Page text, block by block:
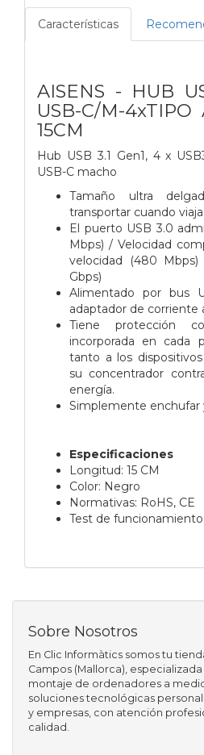
Características
AISENS - HUB
USB-C/M-4xTIPO
15CM
Hub USB 3.1 Gen1, 4 x
USB-C macho
Tamaño ultra
transportar cuando
El puerto USB 3.0
Mbps) / Velocidad
velocidad (480
Gbps)
Alimentado por bus
adaptador de corriente
Tiene protección
incorporada en cada
tanto a los
su concentrador
energía.
Simplemente enchufar
Especificaciones
Longitud: 15 CM
Color: Negro
Normativas: RoHS, CE
Test de
Sobre Nosotros
En Clic Informàtics somos tu
Campos (Mallorca),
montaje de ordenadores a
soluciones tecnológicas
y empresas, con atención
calidad.